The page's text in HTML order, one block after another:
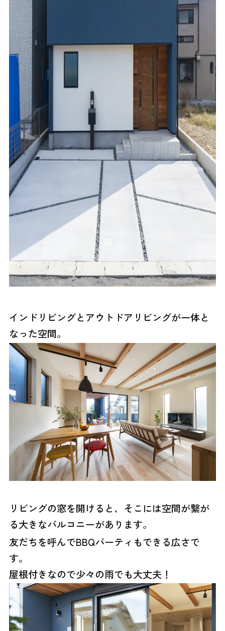
インドリビングとアウトドアリビングが一体と
なった空間。
リビングの窓を開けると、そこには空間が繋が
る大きなバルコニーがあります。
友だちを呼んでBBQパーティもできる広さで
す。
屋根付きなので少々の雨でも大丈夫！